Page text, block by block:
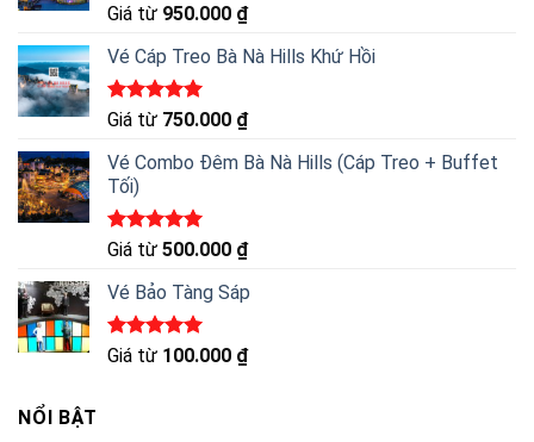
Được xếp
5 sao
Giá từ 950.000 ₫
Vé Cáp Treo Bà Nà Hills Khứ Hồi
Được xếp
5 sao
Giá từ 750.000 ₫
Vé Combo Đêm Bà Nà Hills (Cáp Treo + Buffet
Tối)
Được xếp
5 sao
Giá từ 500.000 ₫
Vé Bảo Tàng Sáp
Được xếp
Giá từ 100.000 ₫
NỔI BẬT